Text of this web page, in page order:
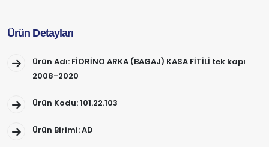
Ürün Detayları
Ürün Adı: FİORİNO ARKA (BAGAJ) KASA FİTİLİ tek kapı
2008-2020
Ürün Kodu: 101.22.103
Ürün Birimi: AD